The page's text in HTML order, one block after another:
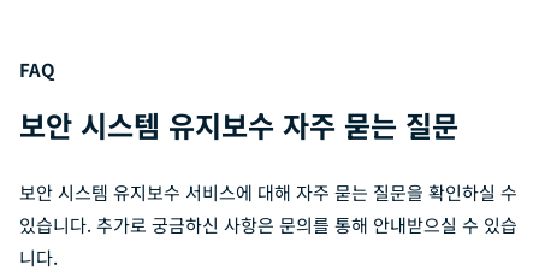
FAQ
보안 시스템 유지보수 자주 묻는 질문
보안 시스템 유지보수 서비스에 대해 자주 묻는 질문을 확인하실 수
있습니다. 추가로 궁금하신 사항은 문의를 통해 안내받으실 수 있습
니다.